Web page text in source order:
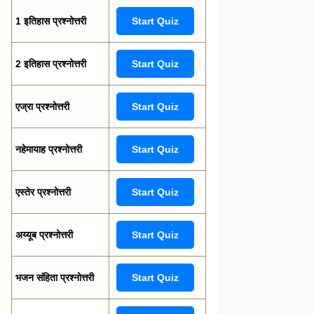
1 इतिहास प्रश्नोत्तरी Start Quiz
2 इतिहास प्रश्नोत्तरी Start Quiz
एज्रा प्रश्नोत्तरी Start Quiz
नहेमायाह प्रश्नोत्तरी Start Quiz
एस्तेर प्रश्नोत्तरी Start Quiz
अय्यूब प्रश्नोत्तरी Start Quiz
भजन संहिता प्रश्नोत्तरी Start Quiz